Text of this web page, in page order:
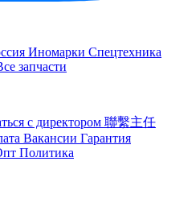
Иномарки Спецтехника
запчасти
с директором 聯繫主任
Вакансии Гарантия
Политика